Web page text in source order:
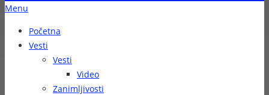
Menu
Početna
Vesti
Vesti
Video
Zanimljivosti